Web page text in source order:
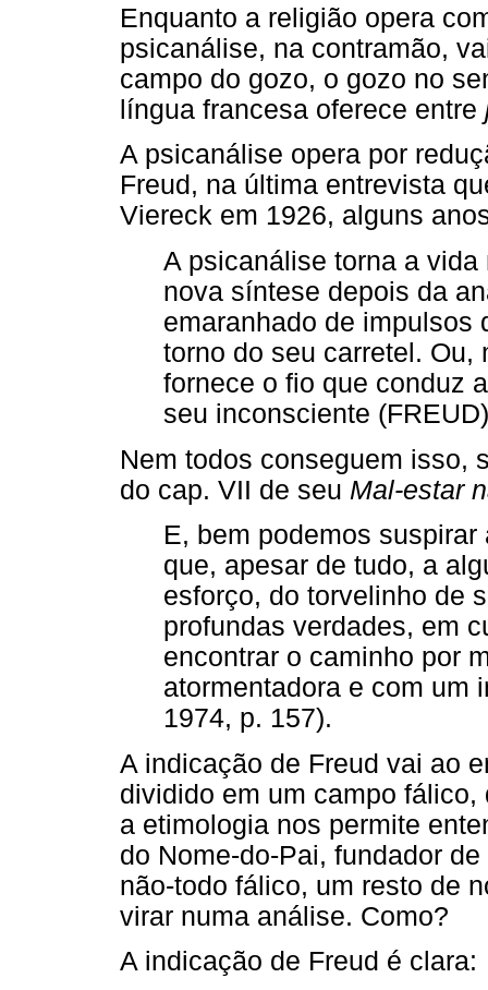
Enquanto a religião opera
psicanálise, na contramão,
campo do gozo, o gozo no
língua francesa oferece entre
A psicanálise opera por
Freud, na última entrevista
Viereck em 1926, alguns
A psicanálise torna a
nova síntese depois da
emaranhado de impulsos
torno do seu carretel. Ou,
fornece o fio que conduz
seu inconsciente (FREUD)
Nem todos conseguem isso,
do cap. VII de seu Mal-estar
E, bem podemos
que, apesar de tudo, a
esforço, do torvelinho de
profundas verdades, em
encontrar o caminho por
atormentadora e com um
1974, p. 157).
A indicação de Freud vai ao
dividido em um campo
a etimologia nos permite
do Nome-do-Pai, fundador
não-todo fálico, um resto de
virar numa análise. Como?
A indicação de Freud é clara: